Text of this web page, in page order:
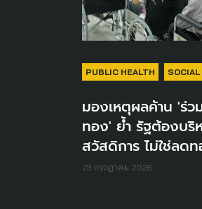
PUBLIC HEALTH SOCIAL
มองเหตุผลค้าน 'ร่
ทอง' ย้ำ รัฐต้องบริ
สวัสดิการ ไม่ใช่ลด
23 กรกฎาคม 2026